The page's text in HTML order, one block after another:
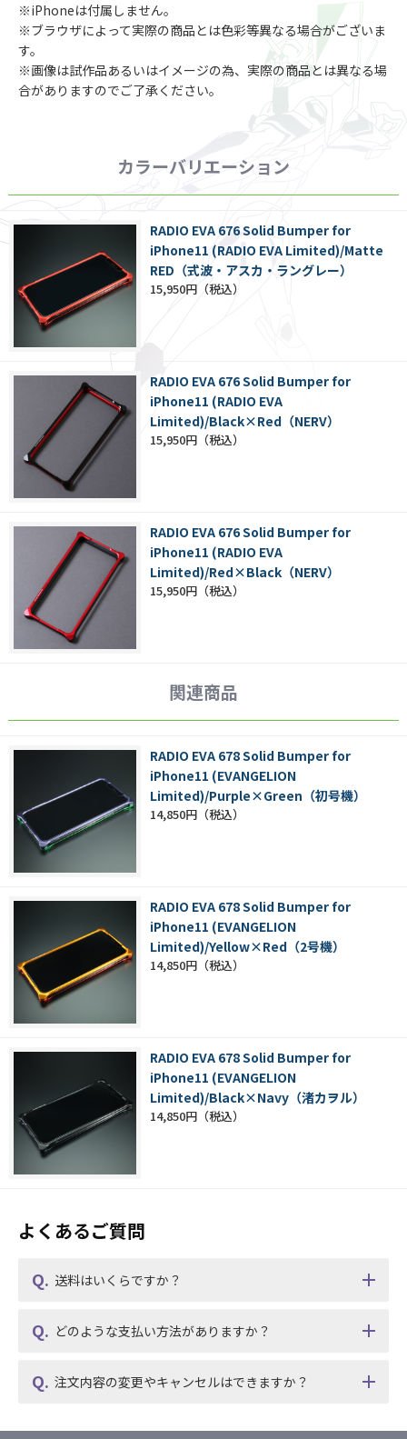
※iPhoneは付属しません。
※ブラウザによって実際の商品とは色彩等異なる場合がございま
す。
※画像は試作品あるいはイメージの為、実際の商品とは異なる場
合がありますのでご了承ください。
カラーバリエーション
RADIO EVA 676 Solid Bumper for
iPhone11 (RADIO EVA Limited)/Matte
RED（式波・アスカ・ラングレー）
15,950円
RADIO EVA 676 Solid Bumper for
iPhone11 (RADIO EVA
Limited)/Black×Red（NERV）
15,950円
RADIO EVA 676 Solid Bumper for
iPhone11 (RADIO EVA
Limited)/Red×Black（NERV）
15,950円
関連商品
RADIO EVA 678 Solid Bumper for
iPhone11 (EVANGELION
Limited)/Purple×Green（初号機）
14,850円
RADIO EVA 678 Solid Bumper for
iPhone11 (EVANGELION
Limited)/Yellow×Red（2号機）
14,850円
RADIO EVA 678 Solid Bumper for
iPhone11 (EVANGELION
Limited)/Black×Navy（渚カヲル）
14,850円
よくあるご質問
送料はいくらですか？
どのような支払い方法がありますか？
注文内容の変更やキャンセルはできますか？